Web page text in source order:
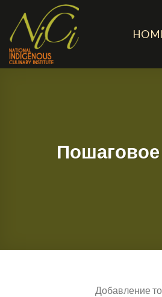
content
Пошаговое
Добавление